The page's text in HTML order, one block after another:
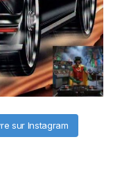
sur Instagram